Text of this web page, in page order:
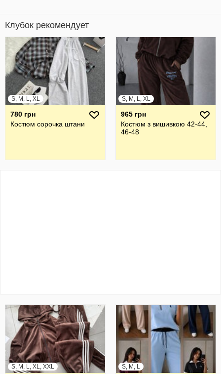
Клубок рекомендует
S, M, L, XL
780 грн
Костюм сорочка штани
S, M, L, XL
965 грн
Костюм з вишивкою 42-44,
46-48
S, M, L, XL, XXL S, M, L